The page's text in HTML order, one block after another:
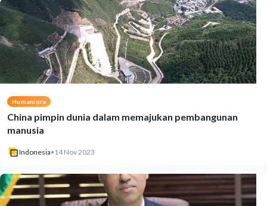
Humaniora
China pimpin dunia dalam memajukan pembangunan
manusia
Indonesia• 14 Nov 2023